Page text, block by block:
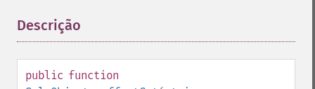
Descrição
public function